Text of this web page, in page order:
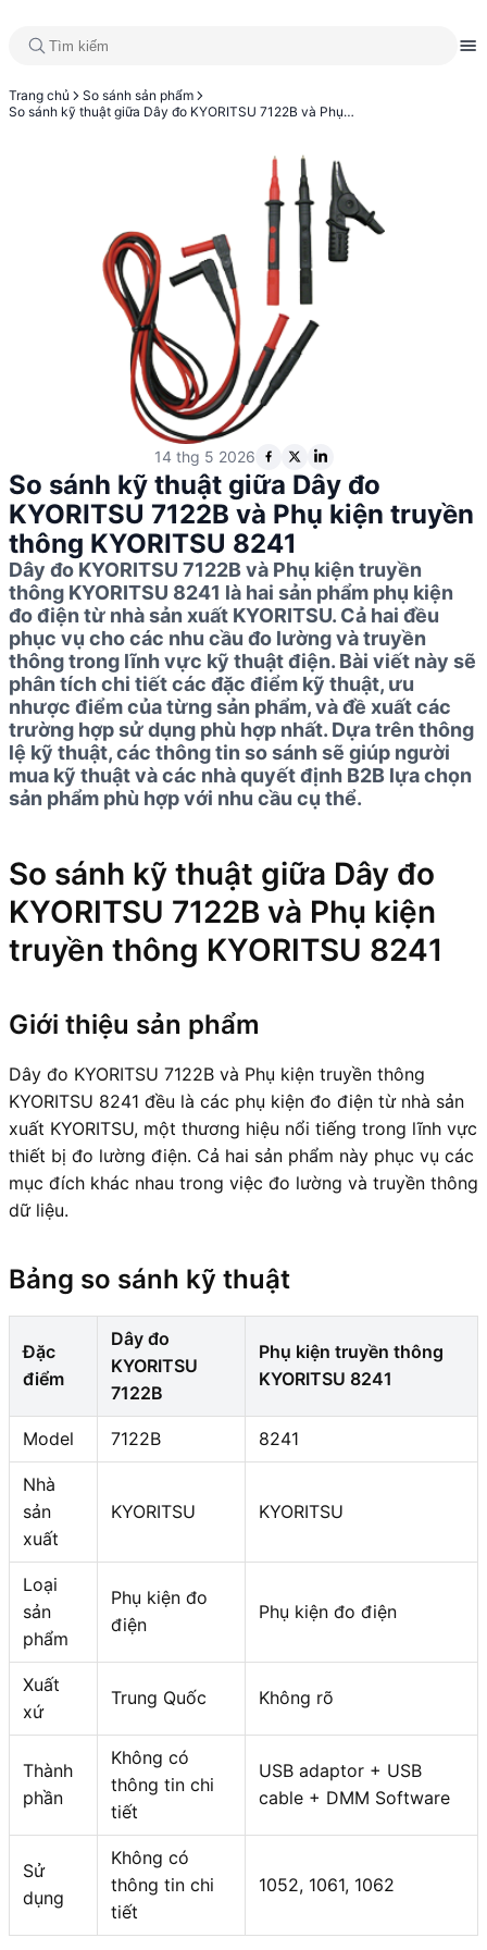
Trang chủ
So sánh sản phẩm
So sánh kỹ thuật giữa Dây đo KYORITSU 7122B và Phụ kiện truyền thông KYORITSU 8241
14 thg 5 2026
So sánh kỹ thuật giữa Dây đo
KYORITSU 7122B và Phụ kiện truyền
thông KYORITSU 8241
Dây đo KYORITSU 7122B và Phụ kiện truyền
thông KYORITSU 8241 là hai sản phẩm phụ kiện
đo điện từ nhà sản xuất KYORITSU. Cả hai đều
phục vụ cho các nhu cầu đo lường và truyền
thông trong lĩnh vực kỹ thuật điện. Bài viết này sẽ
phân tích chi tiết các đặc điểm kỹ thuật, ưu
nhược điểm của từng sản phẩm, và đề xuất các
trường hợp sử dụng phù hợp nhất. Dựa trên thông
lệ kỹ thuật, các thông tin so sánh sẽ giúp người
mua kỹ thuật và các nhà quyết định B2B lựa chọn
sản phẩm phù hợp với nhu cầu cụ thể.
So sánh kỹ thuật giữa Dây đo
KYORITSU 7122B và Phụ kiện
truyền thông KYORITSU 8241
Giới thiệu sản phẩm
Dây đo KYORITSU 7122B và Phụ kiện truyền thông
KYORITSU 8241 đều là các phụ kiện đo điện từ nhà sản
xuất KYORITSU, một thương hiệu nổi tiếng trong lĩnh vực
thiết bị đo lường điện. Cả hai sản phẩm này phục vụ các
mục đích khác nhau trong việc đo lường và truyền thông
dữ liệu.
Bảng so sánh kỹ thuật
Đặc
điểm
Dây đo
KYORITSU
7122B
Phụ kiện truyền thông
KYORITSU 8241
Model 7122B 8241
Nhà
sản
xuất
KYORITSU KYORITSU
Loại
sản
phẩm
Phụ kiện đo
điện
Phụ kiện đo điện
Xuất
xứ
Trung Quốc Không rõ
Thành
phần
Không có
thông tin chi
tiết
USB adaptor + USB
cable + DMM Software
Sử
dụng
Không có
thông tin chi
tiết
1052, 1061, 1062